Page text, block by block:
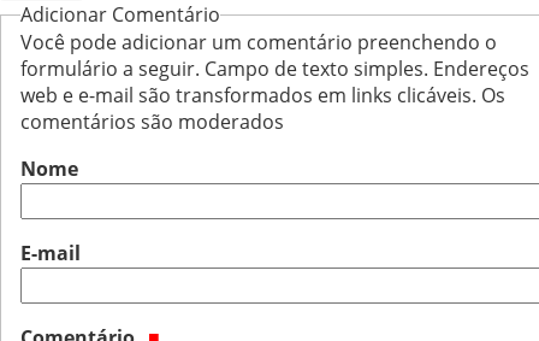
Adicionar Comentário
Você pode adicionar um comentário preenchendo o
formulário a seguir. Campo de texto simples. Endereços
web e e-mail são transformados em links clicáveis. Os
comentários são moderados
Nome
E-mail